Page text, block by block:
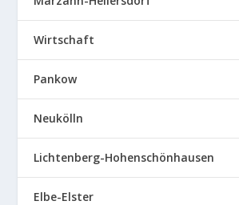
Wirtschaft
Pankow
Neukölln
Lichtenberg-Hohenschönhausen
Elbe-Elster